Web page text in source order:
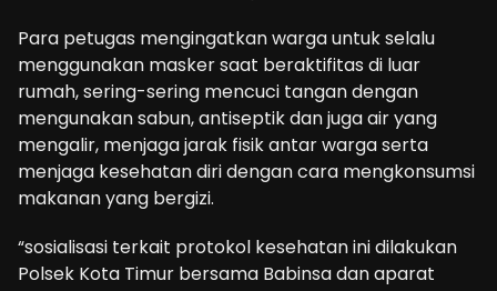
Para petugas mengingatkan warga untuk selalu
menggunakan masker saat beraktifitas di luar
rumah, sering-sering mencuci tangan dengan
mengunakan sabun, antiseptik dan juga air yang
mengalir, menjaga jarak fisik antar warga serta
menjaga kesehatan diri dengan cara mengkonsumsi
makanan yang bergizi.
“sosialisasi terkait protokol kesehatan ini dilakukan
Polsek Kota Timur bersama Babinsa dan aparat